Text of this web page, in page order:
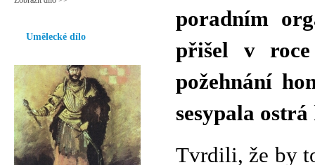
Umělecké dílo
poradním
přišel v
požehnání
sesypala
Tvrdili, že by